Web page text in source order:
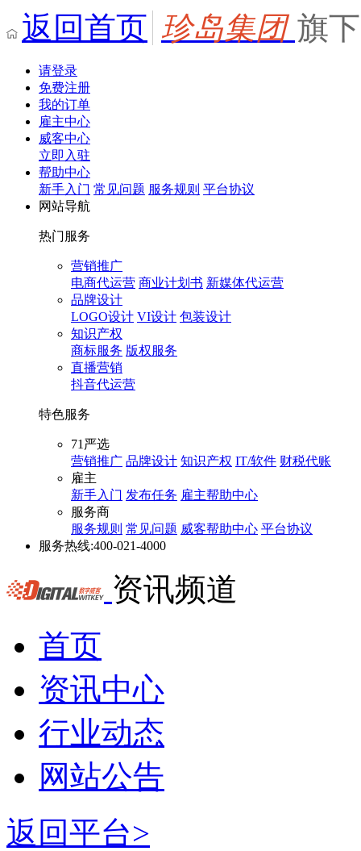
返回首页 珍岛集团 旗
请登录
免费注册
我的订单
雇主中心
威客中心
立即入驻
帮助中心
新手入门 常见问题 服务规则 平台协议
网站导航
热门服务
营销推广
电商代运营 商业计划书 新媒体代运营
品牌设计
LOGO设计 VI设计 包装设计
知识产权
商标服务 版权服务
直播营销
抖音代运营
特色服务
71严选
营销推广 品牌设计 知识产权 IT/软件 财税代账
雇主
新手入门 发布任务 雇主帮助中心
服务商
服务规则 常见问题 威客帮助中心 平台协议
服务热线:400-021-4000
资讯频道
首页
资讯中心
行业动态
网站公告
返回平台>